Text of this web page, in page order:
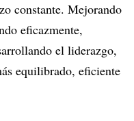
constante. Mejorando
eficazmente,
el liderazgo,
equilibrado, eficiente